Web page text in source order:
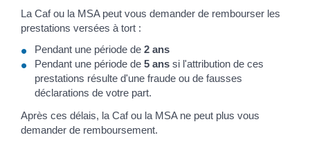
La Caf ou la MSA peut vous demander de rembourser les
prestations versées à tort :
Pendant une période de 2 ans
Pendant une période de 5 ans si l'attribution de ces
prestations résulte d'une fraude ou de fausses
déclarations de votre part.
Après ces délais, la Caf ou la MSA ne peut plus vous
demander de remboursement.